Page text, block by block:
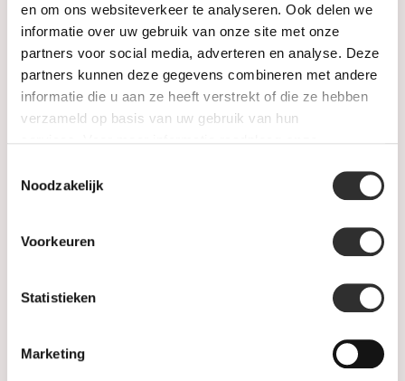
en om ons websiteverkeer te analyseren. Ook delen we
informatie over uw gebruik van onze site met onze
partners voor social media, adverteren en analyse. Deze
partners kunnen deze gegevens combineren met andere
informatie die u aan ze heeft verstrekt of die ze hebben
verzameld op basis van uw gebruik van hun
Noodzakelijk
Voorkeuren
Statistieken
Marketing
Juwelen
Trouwringen
PRE-OWNED
Informatie